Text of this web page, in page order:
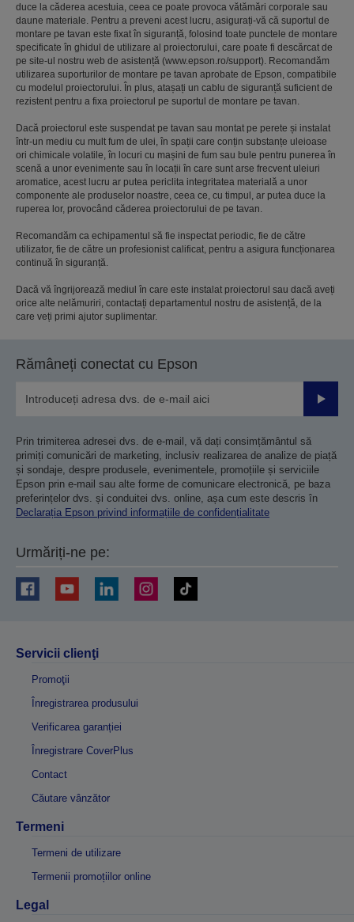
duce la căderea acestuia, ceea ce poate provoca vătămări corporale sau
daune materiale. Pentru a preveni acest lucru, asigurați-vă că suportul de
montare pe tavan este fixat în siguranță, folosind toate punctele de montare
specificate în ghidul de utilizare al proiectorului, care poate fi descărcat de
pe site-ul nostru web de asistență (www.epson.ro/support). Recomandăm
utilizarea suporturilor de montare pe tavan aprobate de Epson, compatibile
cu modelul proiectorului. În plus, atașați un cablu de siguranță suficient de
rezistent pentru a fixa proiectorul pe suportul de montare pe tavan.
Dacă proiectorul este suspendat pe tavan sau montat pe perete și instalat
într-un mediu cu mult fum de ulei, în spații care conțin substanțe uleioase
ori chimicale volatile, în locuri cu mașini de fum sau bule pentru punerea în
scenă a unor evenimente sau în locații în care sunt arse frecvent uleiuri
aromatice, acest lucru ar putea periclita integritatea materială a unor
componente ale produselor noastre, ceea ce, cu timpul, ar putea duce la
ruperea lor, provocând căderea proiectorului de pe tavan.
Recomandăm ca echipamentul să fie inspectat periodic, fie de către
utilizator, fie de către un profesionist calificat, pentru a asigura funcționarea
continuă în siguranță.
Dacă vă îngrijorează mediul în care este instalat proiectorul sau dacă aveți
orice alte nelămuriri, contactați departamentul nostru de asistență, de la
care veți primi ajutor suplimentar.
Rămâneți conectat cu Epson
Prin trimiterea adresei dvs. de e-mail, vă dați consimțământul să
primiți comunicări de marketing, inclusiv realizarea de analize de piață
și sondaje, despre produsele, evenimentele, promoțiile și serviciile
Epson prin e-mail sau alte forme de comunicare electronică, pe baza
preferințelor dvs. și conduitei dvs. online, așa cum este descris în
Declarația Epson privind informațiile de confidențialitate
Urmăriți-ne pe:
Servicii clienţi
Promoţii
Înregistrarea produsului
Verificarea garanției
Înregistrare CoverPlus
Contact
Căutare vânzător
Termeni
Termeni de utilizare
Termenii promoțiilor online
Legal